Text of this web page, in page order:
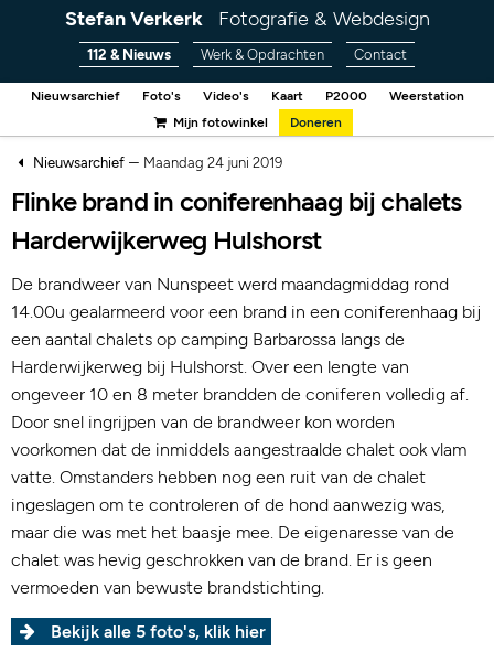
Stefan Verkerk Fotografie & Webdesign
112 & Nieuws Werk & Opdrachten Contact
Nieuwsarchief Foto's Video's Kaart P2000
Weerstation
Mijn fotowinkel
Doneren
Nieuwsarchief– Maandag 24 juni 2019
Flinke brand in coniferenhaag bij chalets
Harderwijkerweg Hulshorst
De brandweer van Nunspeet werd maandagmiddag rond
14.00u gealarmeerd voor een brand in een coniferenhaag bij
een aantal chalets op camping Barbarossa langs de
Harderwijkerweg bij Hulshorst. Over een lengte van
ongeveer 10 en 8 meter brandden de coniferen volledig af.
Door snel ingrijpen van de brandweer kon worden
voorkomen dat de inmiddels aangestraalde chalet ook vlam
vatte. Omstanders hebben nog een ruit van de chalet
ingeslagen om te controleren of de hond aanwezig was,
maar die was met het baasje mee. De eigenaresse van de
chalet was hevig geschrokken van de brand. Er is geen
vermoeden van bewuste brandstichting.
Bekijk alle 5 foto's, klik hier